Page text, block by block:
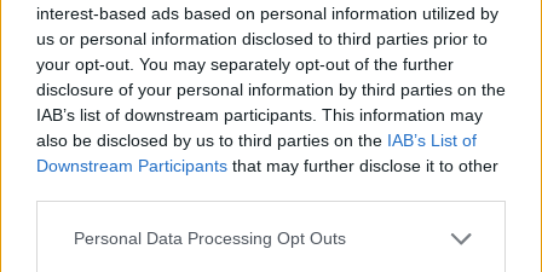
interest-based ads based on personal information utilized by
us or personal information disclosed to third parties prior to
your opt-out. You may separately opt-out of the further
disclosure of your personal information by third parties on the
IAB’s list of downstream participants. This information may
also be disclosed by us to third parties on the IAB’s List of
Downstream Participants that may further disclose it to other
Please note that this website/app uses one or more Google
Personal Data Processing Opt Outs